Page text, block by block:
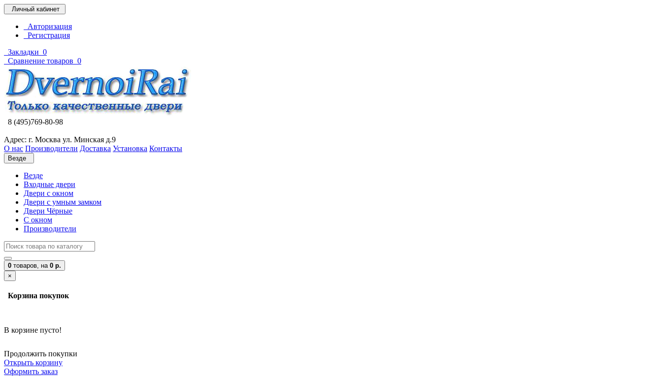
Личный кабинет
Авторизация
Регистрация
Закладки 0
Сравнение товаров 0
8 (495)769-80-98
Адрес: г. Москва ул. Минская д.9
О нас Производители Доставка Установка Контакты
Везде
Везде
Входные двери
Двери с окном
Двери с умным замком
Двери Чёрные
C окном
Производители
0 товаров, на 0 р.
×
Корзина покупок
В корзине пусто!
Продолжить покупки
Открыть корзину
Оформить заказ